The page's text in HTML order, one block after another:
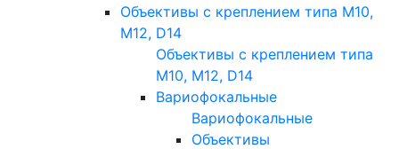
Объективы с креплением типа M10,
M12, D14
Объективы с креплением типа
M10, M12, D14
Вариофокальные
Вариофокальные
Объективы